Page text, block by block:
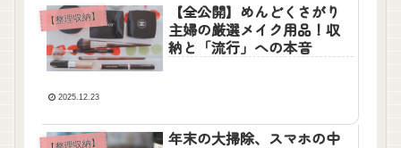
【整理収納】
【全公開】めんどくさがり
主婦の厳選メイク用品！収
納と「流行」への本音
2025.12.23
【整理収納】
年末の大掃除、スマホの中